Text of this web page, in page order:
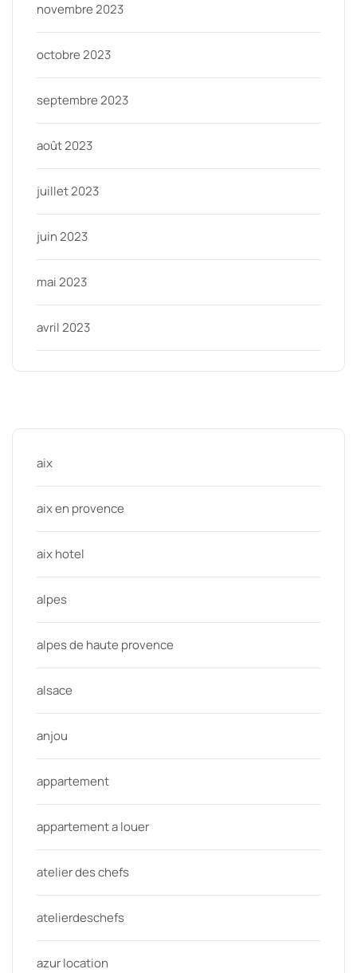
novembre 2023
octobre 2023
septembre 2023
août 2023
juillet 2023
juin 2023
mai 2023
avril 2023
aix
aix en provence
aix hotel
alpes
alpes de haute provence
alsace
anjou
appartement
appartement a louer
atelier des chefs
atelierdeschefs
azur location